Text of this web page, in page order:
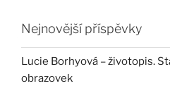
Nejnovější příspěvky
Lucie Borhyová – životopis.
obrazovek